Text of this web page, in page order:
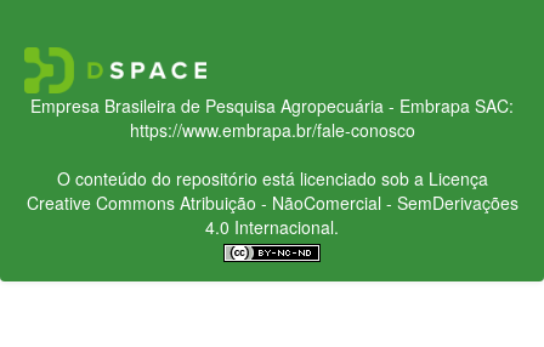
Empresa Brasileira de Pesquisa Agropecuária - Embrapa SAC:
https://www.embrapa.br/fale-conosco
O conteúdo do repositório está licenciado sob a Licença
Creative CommonsAtribuição - NãoComercial - SemDerivações
4.0 Internacional.